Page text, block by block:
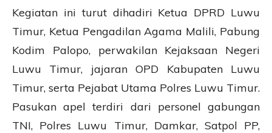
Kegiatan ini turut dihadiri Ketua DPRD Luwu
Timur, Ketua Pengadilan Agama Malili, Pabung
Kodim Palopo, perwakilan Kejaksaan Negeri
Luwu Timur, jajaran OPD Kabupaten Luwu
Timur, serta Pejabat Utama Polres Luwu Timur.
Pasukan apel terdiri dari personel gabungan
TNI, Polres Luwu Timur, Damkar, Satpol PP,